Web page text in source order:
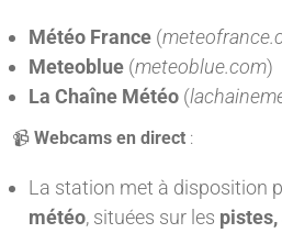
Météo France (
Meteoblue (meteoblue.com)
La Chaîne Météo (
📹 Webcams en direct :
La station met à disposition
météo, situées sur les